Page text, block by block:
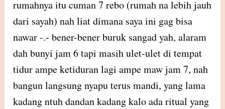
rumahnya itu cuman 7 rebo (rumah na lebih jauh
dari sayah) nah liat dimana saya ini gag bisa
nawar -.- bener-bener buruk sangad yah, alaram
dah bunyi jam 6 tapi masih ulet-ulet di tempat
tidur ampe ketiduran lagi ampe maw jam 7, nah
bangun langsung nyapu terus mandi, yang lama
kadang ntuh dandan kadang kalo ada ritual yang